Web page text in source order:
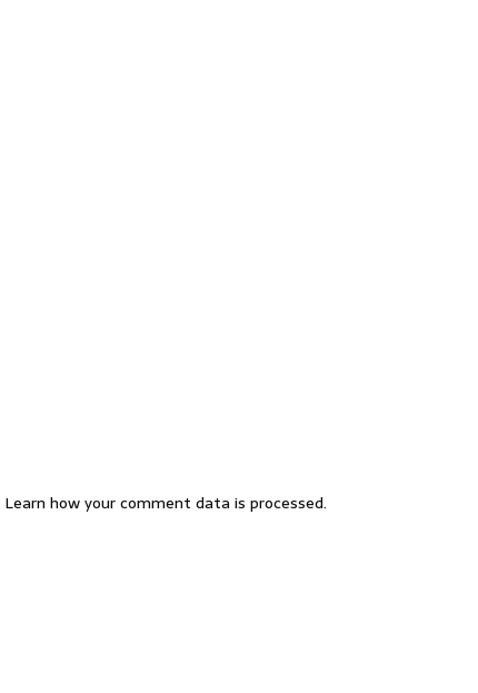
Learn how your comment data is processed.